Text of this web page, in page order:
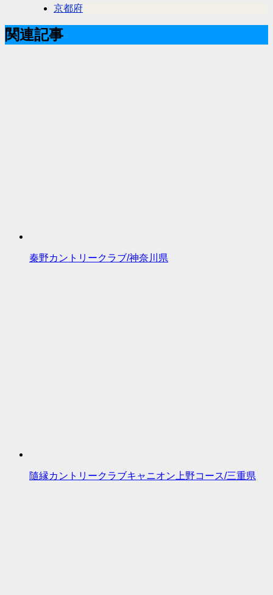
京都府
関連記事
秦野カントリークラブ/神奈川県
隨縁カントリークラブキャニオン上野コース/三重県